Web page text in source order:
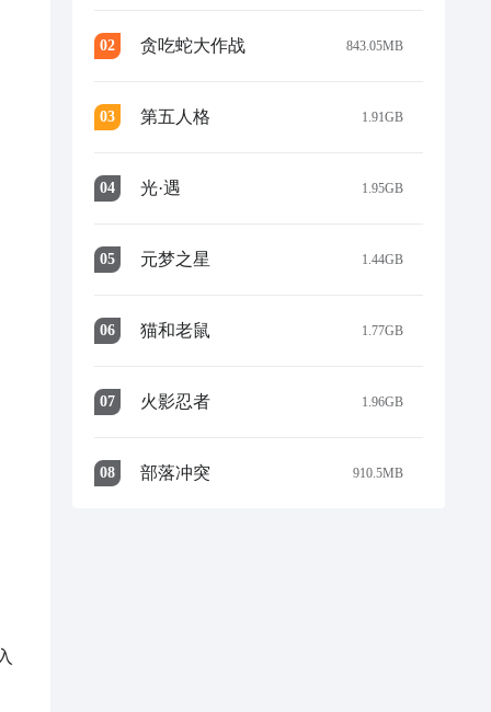
02 贪吃蛇大作战 843.05MB
03 第五人格 1.91GB
04 光·遇 1.95GB
05 元梦之星 1.44GB
06 猫和老鼠 1.77GB
07 火影忍者 1.96GB
08 部落冲突 910.5MB